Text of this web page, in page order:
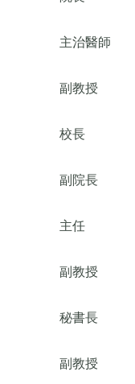
主治醫師
副教授
校長
副院長
主任
副教授
秘書長
副教授